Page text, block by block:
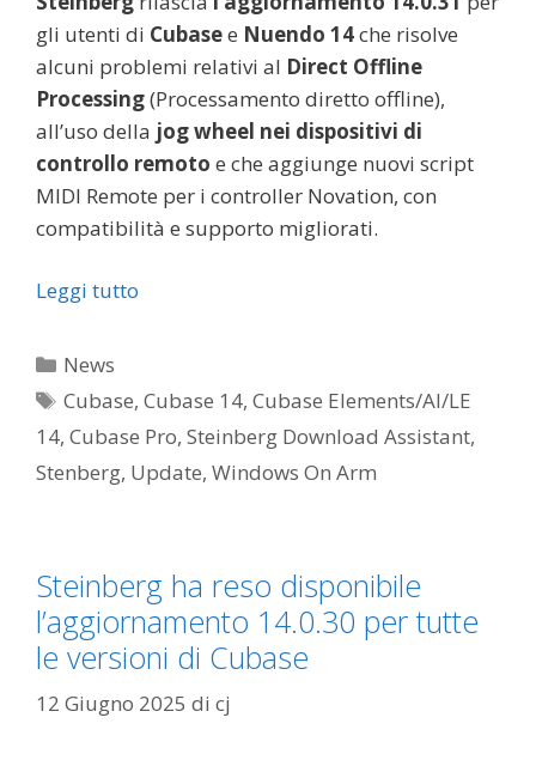
gli utenti di Cubasee Nuendo 14che risolve
alcuni problemi relativi al Direct Offline
Processing(Processamento diretto offline),
all’uso della jog wheel nei dispositivi di
controllo remoto e che aggiunge nuovi script
MIDI Remote per i controller Novation, con
compatibilità e supporto migliorati.
Leggi tutto
Categorie
News
Tag
Cubase,Cubase 14,Cubase Elements/AI/LE
14, Cubase Pro, Steinberg Download Assistant,
Stenberg, Update, Windows On Arm
Steinberg ha reso disponibile
l’aggiornamento 14.0.30 per tutte
le versioni di Cubase
12 Giugno 2025 di cj